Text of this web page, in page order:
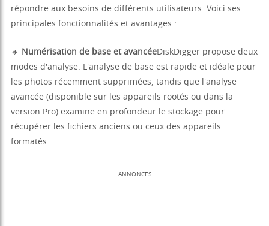
répondre aux besoins de différents utilisateurs. Voici ses
principales fonctionnalités et avantages :
🔸 Numérisation de base et avancéeDiskDigger propose deux
modes d'analyse. L'analyse de base est rapide et idéale pour
les photos récemment supprimées, tandis que l'analyse
avancée (disponible sur les appareils rootés ou dans la
version Pro) examine en profondeur le stockage pour
récupérer les fichiers anciens ou ceux des appareils
formatés.
ANNONCES